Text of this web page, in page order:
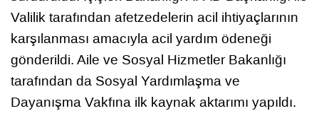
Valilik tarafından afetzedelerin acil ihtiyaçlarının
karşılanması amacıyla acil yardım ödeneği
gönderildi. Aile ve Sosyal Hizmetler Bakanlığı
tarafından da Sosyal Yardımlaşma ve
Dayanışma Vakfına ilk kaynak aktarımı yapıldı.